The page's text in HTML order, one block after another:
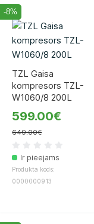
-8%
TZL Gaisa
kompresors TZL-
W1060/8 200L
599.00€
649.00€
Ir pieejams
Produkta kods:
0000000913